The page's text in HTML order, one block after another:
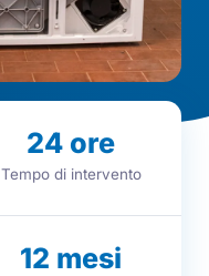
24 ore
Tempo di intervento
12 mesi